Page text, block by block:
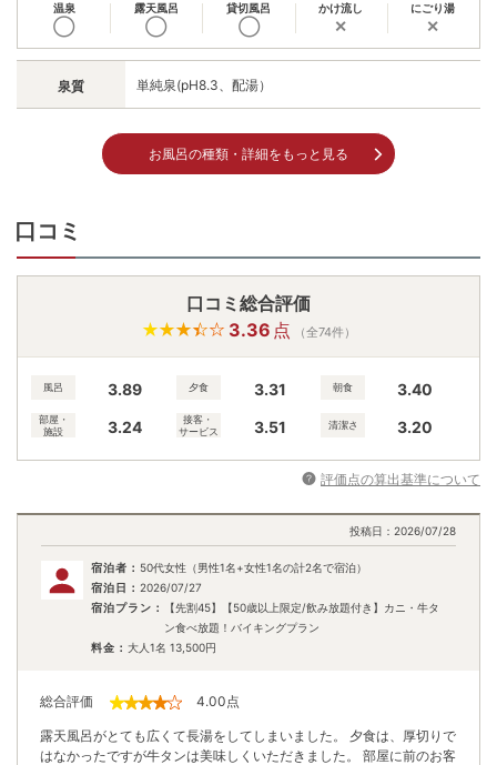
温泉
◯
露天風呂
◯
貸切風呂
◯
かけ流し
✕
にごり湯
✕
泉質 単純泉(pH8.3、配湯）
お風呂の種類・詳細をもっと見る
口コミ
口コミ総合評価
3.36 点 （全74件）
風呂 3.89 夕食 3.31 朝食 3.40
部屋・
施設
3.24
接客・
サービス
3.51 清潔さ 3.20
評価点の算出基準について
投稿日： 2026/07/28
宿泊者： 50代女性（男性1名+女性1名の計2名で宿泊）
宿泊日： 2026/07/27
宿泊プラン：
【先割45】【50歳以上限定/飲み放題付き】カニ・牛タ
ン食べ放題！バイキングプラン
料金： 大人1名 13,500円
総合評価 4.00 点
露天風呂がとても広くて長湯をしてしまいました。 夕食は、厚切りで
はなかったですが牛タンは美味しくいただきました。 部屋に前のお客